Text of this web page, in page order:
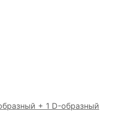
+ 1 D-образный